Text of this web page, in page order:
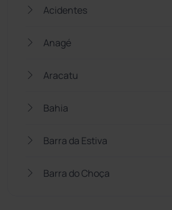
Acidentes
Anagé
Aracatu
Bahia
Barra da Estiva
Barra do Choça